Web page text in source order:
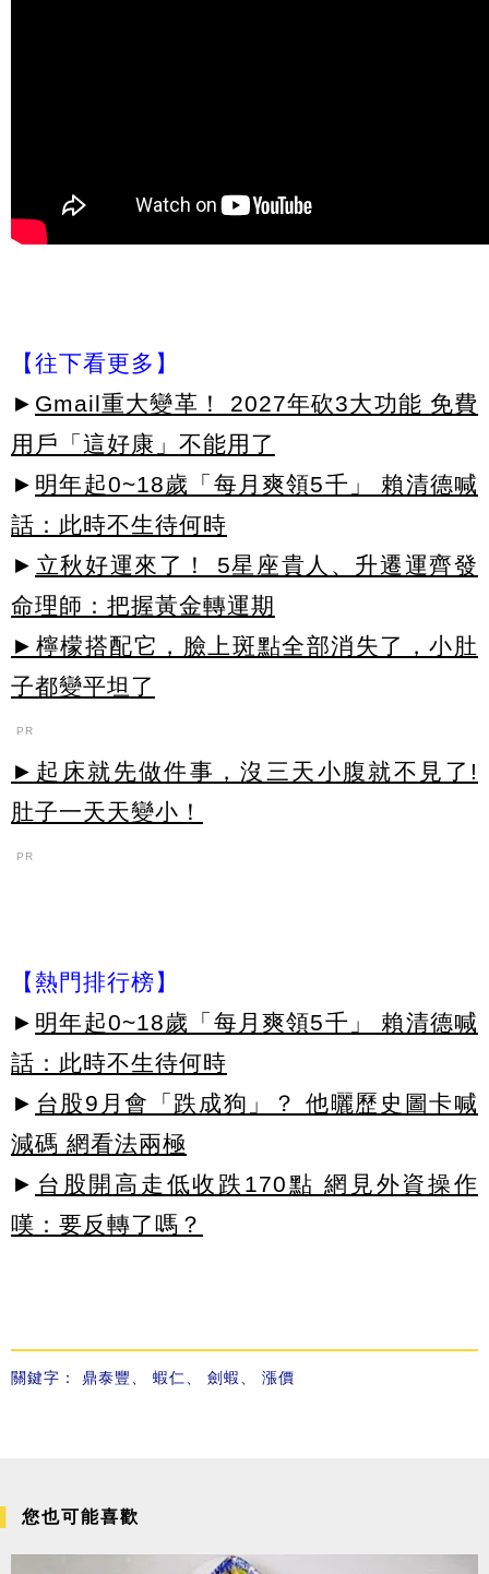
【往下看更多】
► Gmail重大變革！ 2027年砍3大功能 免費
用戶「這好康」不能用了
► 明年起0~18歲「每月爽領5千」 賴清德喊
話：此時不生待何時
► 立秋好運來了！ 5星座貴人、升遷運齊發
命理師：把握黃金轉運期
►檸檬搭配它，臉上斑點全部消失了，小肚
子都變平坦了
PR
►起床就先做件事，沒三天小腹就不見了!
肚子一天天變小！
PR
【熱門排行榜】
► 明年起0~18歲「每月爽領5千」 賴清德喊
話：此時不生待何時
► 台股9月會「跌成狗」？ 他曬歷史圖卡喊
減碼 網看法兩極
► 台股開高走低收跌170點 網見外資操作
嘆：要反轉了嗎？
關鍵字： 鼎泰豐、 蝦仁、 劍蝦、 漲價
您也可能喜歡